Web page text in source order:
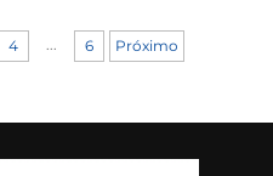
4 ... 6 Próximo